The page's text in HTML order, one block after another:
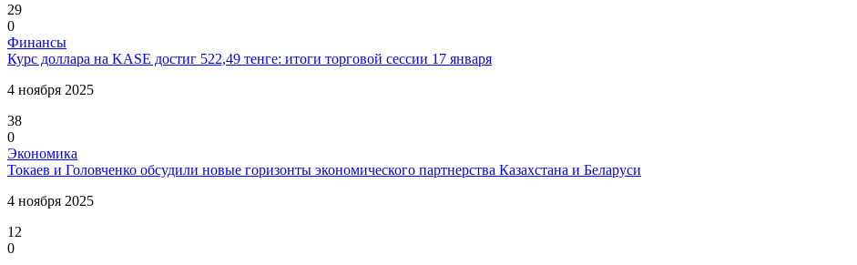
29
0
Финансы
Курс доллара на KASE достиг 522,49 тенге: итоги торговой сессии 17 января
4 ноября 2025
38
0
Экономика
Токаев и Головченко обсудили новые горизонты экономического партнерства Казахстана и Беларуси
4 ноября 2025
12
0